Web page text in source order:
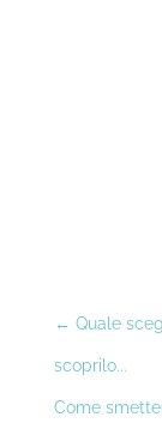
← Quale
scoprilo...
Come